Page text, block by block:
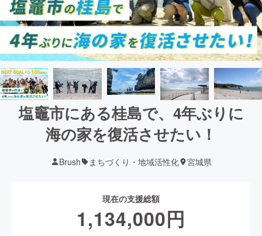
塩竈市にある桂島で、4年ぶりに
海の家を復活させたい！
Brush まちづくり・地域活性化 宮城県
現在の支援総額
1,134,000円